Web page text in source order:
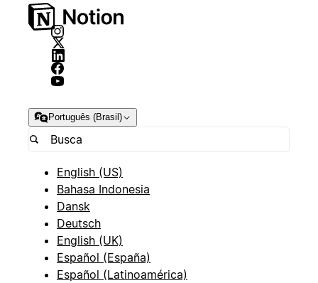
Português (Brasil)
English (US)
Bahasa Indonesia
Dansk
Deutsch
English (UK)
Español (España)
Español (Latinoamérica)